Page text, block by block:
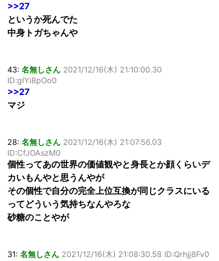
>>27
というか死んでた
中身トガちゃんや
43: 名無しさん 2021/12/16(木) 21:10:00.30
ID:gIYi8pOo0
>>27
マジ
28: 名無しさん 2021/12/16(木) 21:07:56.03
ID:CfJOAszM0
個性ってあの世界の価値観やと身長とか顔くらいデ
カいもんやと思うんやが
その個性で自分の完全上位互換が同じクラスにいる
ってどういう気持ちなんやろな
砂糖のことやが
31: 名無しさん 2021/12/16(木) 21:08:30.58 ID:Qrhjj8Fv0